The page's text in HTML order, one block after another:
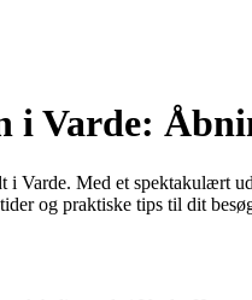
i Varde:
i Varde. Med et spektakulært
og praktiske tips til dit